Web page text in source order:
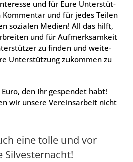
und für Eure Unter­stüt­
und für jedes Tei­len
sozia­len Medi­en! All das hilft,
und für Auf­merk­sam­keit
zu fin­den und wei­te­
Unter­stüt­zung zukom­men zu
den Ihr gespen­det habt!
wir unse­re Ver­eins­ar­beit nicht
eine tol­le und vor
Sil­ves­ter­nacht!